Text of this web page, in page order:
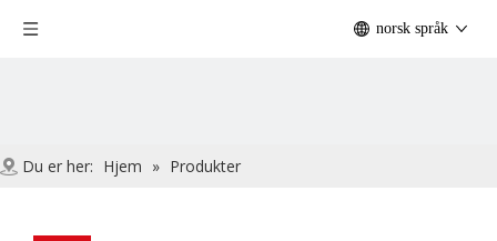
norsk språk
Du er her: Hjem » Produkter